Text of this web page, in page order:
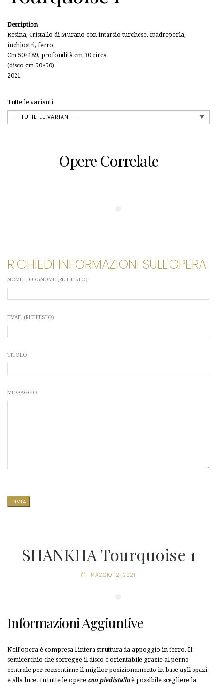
Desription
Resina, Cristallo di Murano con intarsio turchese, madreperla,
inchiostri, ferro
Cm 50×189, profondità cm 30 circa
(disco cm 50×50)
2021
Tutte le varianti
Opere Correlate
RICHIEDI INFORMAZIONI SULL'OPERA
NOME E COGNOME (RICHIESTO)
EMAIL (RICHIESTO)
TITOLO
MESSAGGIO
SHANKHA Tourquoise 1
MAGGIO 12, 2021
Informazioni Aggiuntive
Nell’opera è compresa l’intera struttura da appoggio in ferro. Il
semicerchio che sorregge il disco è orientabile grazie al perno
centrale per consentirne il miglior posizionamento in base agli spazi
e alla luce. In tutte le opere con piedistalloè possibile scegliere la